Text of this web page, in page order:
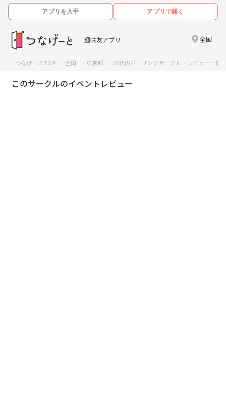
アプリを入手 アプリで開く
趣味友アプリ 全国
つなげーとTOP 全国 東京都 20代のボーリングサークル レビュー一覧
このサークルのイベントレビュー